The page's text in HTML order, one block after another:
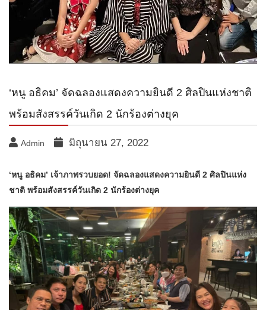
‘หนู อธิคม’ จัดฉลองแสดงความยินดี 2 ศิลปินแห่งชาติ
พร้อมสังสรรค์วันเกิด 2 นักร้องต่างยุค
Admin มิถุนายน 27, 2022
‘หนู อธิคม’ เจ้าภาพรวบยอด! จัดฉลองแสดงความยินดี 2 ศิลปินแห่ง
ชาติ พร้อมสังสรรค์วันเกิด 2 นักร้องต่างยุค